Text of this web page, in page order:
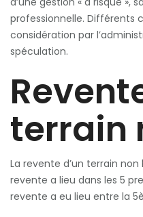
professionnelle. Différents
considération par
spéculation.
terrain
La revente d’un terrain
revente a lieu dans les 5
revente a eu lieu entre la